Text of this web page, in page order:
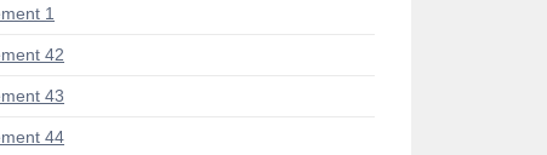
1
42
43
44